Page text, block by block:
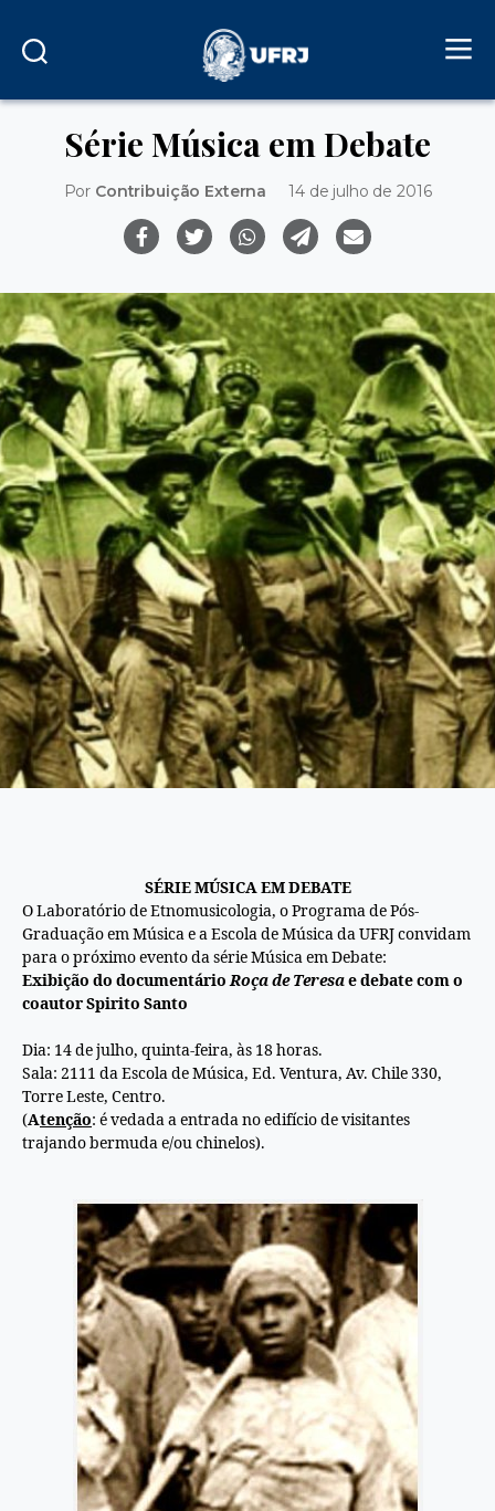
Série Música em Debate
Por Contribuição Externa 14 de julho de 2016
SÉRIE MÚSICA EM DEBATE
O LaboratóriodeEtnomusicologia, o ProgramadePós-
Graduação em Música e a EscoladeMúsica da UFRJ convidam
para o próximo evento da série Música em Debate:
Exibição do documentário Roçade Teresae debate com o
coautor Spirito Santo
Dia: 14dejulho, quinta-feira, às 18 horas.
Sala: 2111 da EscoladeMúsica, Ed. Ventura, Av. Chile 330,
Torre Leste, Centro.
(Atenção: é vedada a entrada no edifíciodevisitantes
trajando bermuda e/ou chinelos).